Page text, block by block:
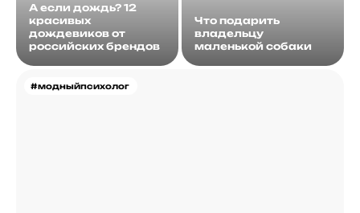
А если дождь? 12
красивых
дождевиков от
российских брендов
#модныйпсихолог
Что подарить
владельцу
маленькой собаки